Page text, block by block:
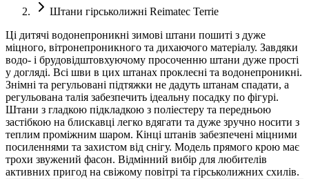
Штани гірськолижні Reimatec Terrie
Ці дитячі водонепроникні зимові штани пошиті з дуже
міцного, вітронепроникного та дихаючого матеріалу. Завдяки
водо- і брудовідштовхуючому просоченню штани дуже прості
у догляді. Всі шви в цих штанах проклеєні та водонепроникні.
Знімні та регульовані підтяжки не дадуть штанам спадати, а
регульована талія забезпечить ідеальну посадку по фігурі.
Штани з гладкою підкладкою з поліестеру та передньою
застібкою на блискавці легко вдягати та дуже зручно носити з
теплим проміжним шаром. Кінці штанів забезпечені міцними
посиленнями та захистом від снігу. Модель прямого крою має
трохи звужений фасон. Відмінний вибір для любителів
активних пригод на свіжому повітрі та гірськолижних схилів.